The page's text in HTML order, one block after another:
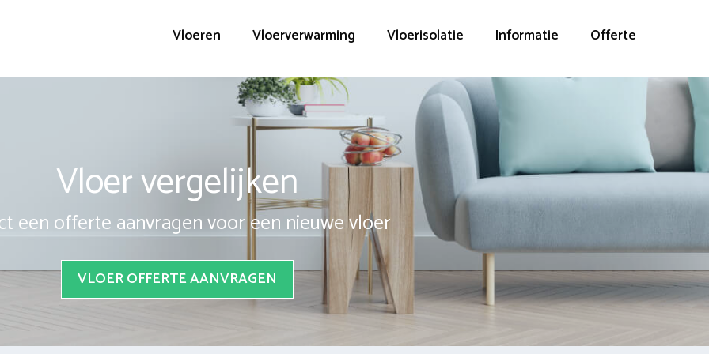
Vloeren Vloerverwarming Vloerisolatie Informatie Offerte
Vloer vergelijken
een offerte aanvragen voor een nieuwe vloer
VLOER OFFERTE AANVRAGEN